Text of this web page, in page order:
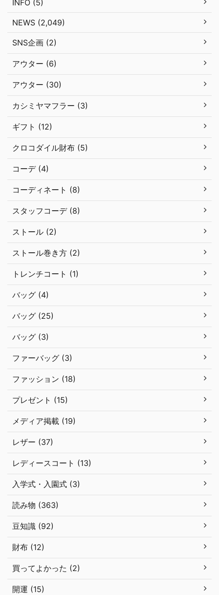
INFO (5)
NEWS (2,049)
SNS企画 (2)
アウター (6)
アウター (30)
カシミヤマフラー (3)
ギフト (12)
クロコダイル財布 (5)
コーデ (4)
コーディネート (8)
スタッフコーデ (8)
ストール (2)
ストール巻き方 (2)
トレンチコート (1)
バッグ (4)
バッグ (25)
バッグ (3)
ファーバッグ (3)
ファッション (18)
プレゼント (15)
メディア掲載 (19)
レザー (37)
レディースコート (13)
入学式・入園式 (3)
読み物 (363)
豆知識 (92)
財布 (12)
買ってよかった (2)
開運 (15)